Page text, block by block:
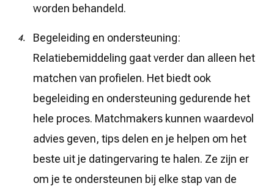
worden behandeld.
Begeleiding en ondersteuning:
Relatiebemiddeling gaat verder dan alleen het
matchen van profielen. Het biedt ook
begeleiding en ondersteuning gedurende het
hele proces. Matchmakers kunnen waardevol
advies geven, tips delen en je helpen om het
beste uit je datingervaring te halen. Ze zijn er
om je te ondersteunen bij elke stap van de